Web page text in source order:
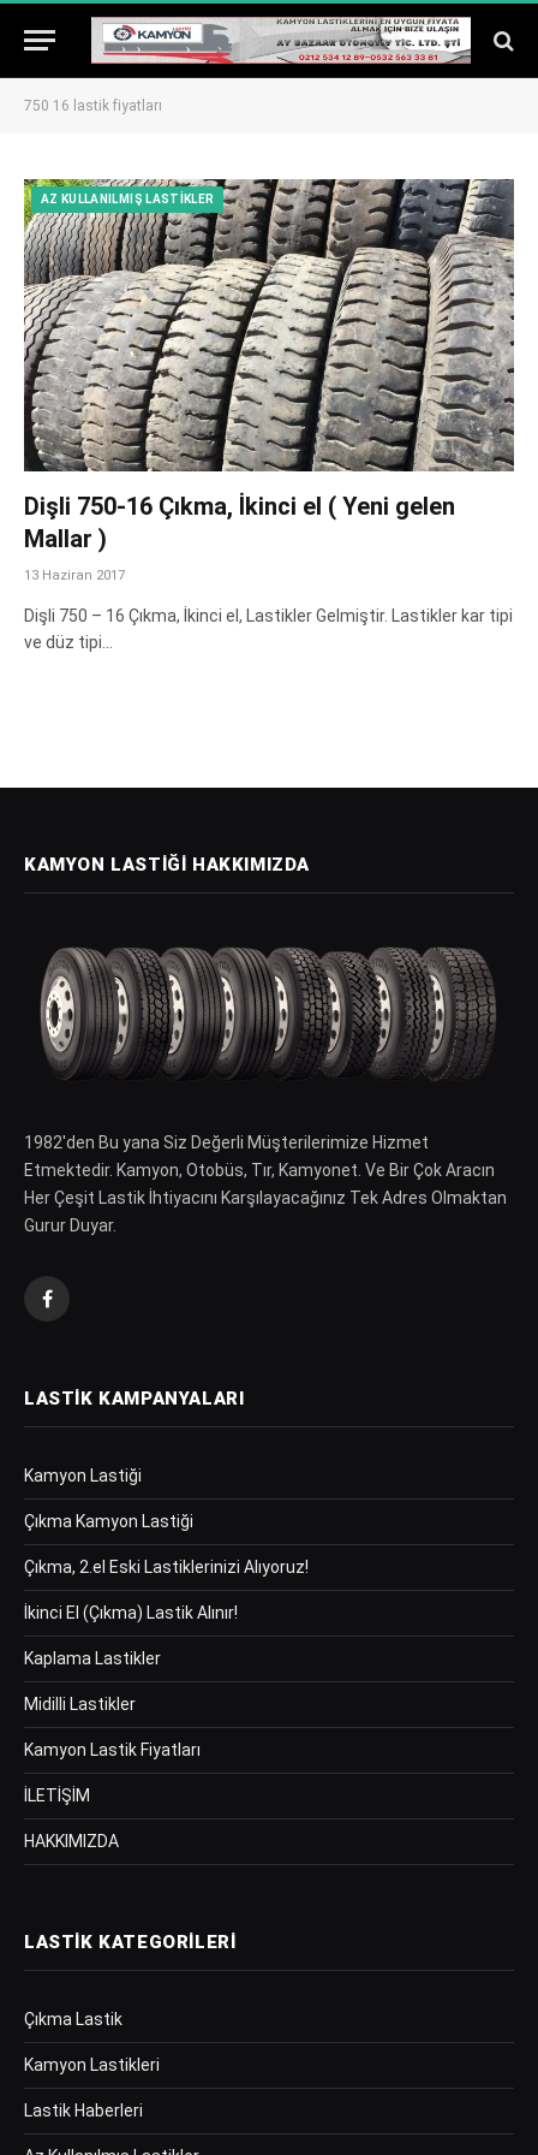
750 16 lastik fiyatları
AZ KULLANILMIŞ LASTIKLER
Dişli 750-16 Çıkma, İkinci el ( Yeni gelen
Mallar )
13 Haziran 2017
Dişli 750 – 16 Çıkma, İkinci el, Lastikler Gelmiştir. Lastikler kar tipi
ve düz tipi…
KAMYON LASTIĞI HAKKIMIZDA
1982′den Bu yana Siz Değerli Müşterilerimize Hizmet
Etmektedir. Kamyon, Otobüs, Tır, Kamyonet. Ve Bir Çok Aracın
Her Çeşit Lastik İhtiyacını Karşılayacağınız Tek Adres Olmaktan
Gurur Duyar.
Facebook
LASTIK KAMPANYALARI
Kamyon Lastiği
Çıkma Kamyon Lastiği
Çıkma, 2.el Eski Lastiklerinizi Alıyoruz!
İkinci El (Çıkma) Lastik Alınır!
Kaplama Lastikler
Midilli Lastikler
Kamyon Lastik Fiyatları
İLETİŞİM
HAKKIMIZDA
LASTIK KATEGORILERI
Çıkma Lastik
Kamyon Lastikleri
Lastik Haberleri